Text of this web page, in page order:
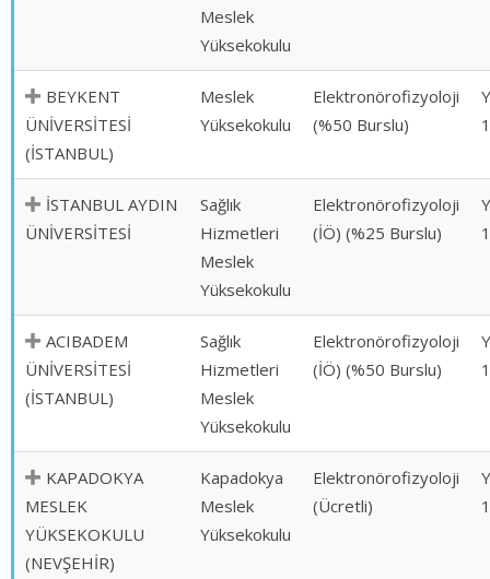
Meslek
Yüksekokulu
BEYKENT
ÜNİVERSİTESİ
(İSTANBUL)
Meslek
Yüksekokulu
Elektronörofizyoloji
(%50 Burslu)
1
İSTANBUL AYDIN
ÜNİVERSİTESİ
Sağlık
Hizmetleri
Meslek
Yüksekokulu
Elektronörofizyoloji
(İÖ) (%25 Burslu)
1
ACIBADEM
ÜNİVERSİTESİ
(İSTANBUL)
Sağlık
Hizmetleri
Meslek
Yüksekokulu
Elektronörofizyoloji
(İÖ) (%50 Burslu)
1
KAPADOKYA
MESLEK
YÜKSEKOKULU
(NEVŞEHİR)
Kapadokya
Meslek
Yüksekokulu
Elektronörofizyoloji
(Ücretli)
1